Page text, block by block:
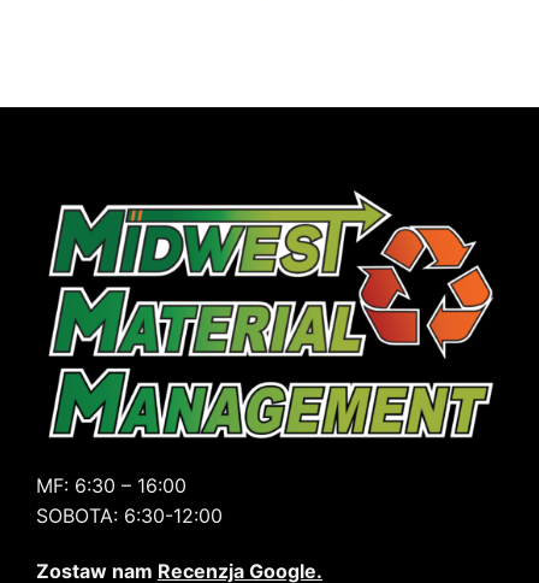
MF: 6:30 – 16:00
SOBOTA: 6:30-12:00
Zostaw nam Recenzja Google.